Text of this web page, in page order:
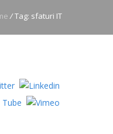
/Tag: sfaturi IT